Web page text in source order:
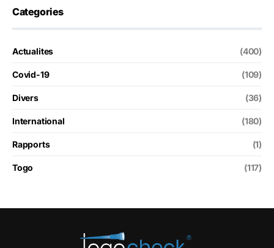
Categories
Actualites (400)
Covid-19 (109)
Divers (36)
International (180)
Rapports (1)
Togo (117)